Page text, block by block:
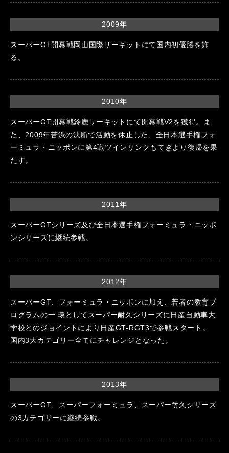
2009年
スーパーGT開幕戦岡山国際サーキットにて国内初優勝を飾
る。
2010年
スーパーGT開幕戦鈴鹿サーキットにて開幕戦V2を獲得。ま
た、2009年苦渋の決断で活動を休止した、全日本選手権フォ
ーミュラ・ニッポンに第4戦ツインリンクもてぎより復帰を果
たす。
2011年
スーパーGTシリーズ及び全日本選手権フォーミュラ・ニッポ
ンシリーズに継続参戦。
2012年
スーパーGT、フォーミュラ・ニッポンに加え、若者の教育プ
ログラムの一 環としてスーパー耐久シリーズに日産自動車大
学校とのジョイントにより日産GT-RGT3で参戦スタート。
国内3大カテゴリー全てにチャレンジとなった。
2013年
スーパーGT、スーパーフォーミュラ、スーパー耐久シリーズ
の3カテゴリーに継続参戦。